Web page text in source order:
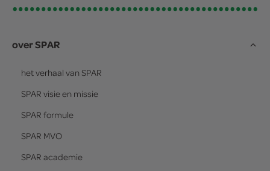
over SPAR
het verhaal van SPAR
SPAR visie en missie
SPAR formule
SPAR MVO
SPAR academie